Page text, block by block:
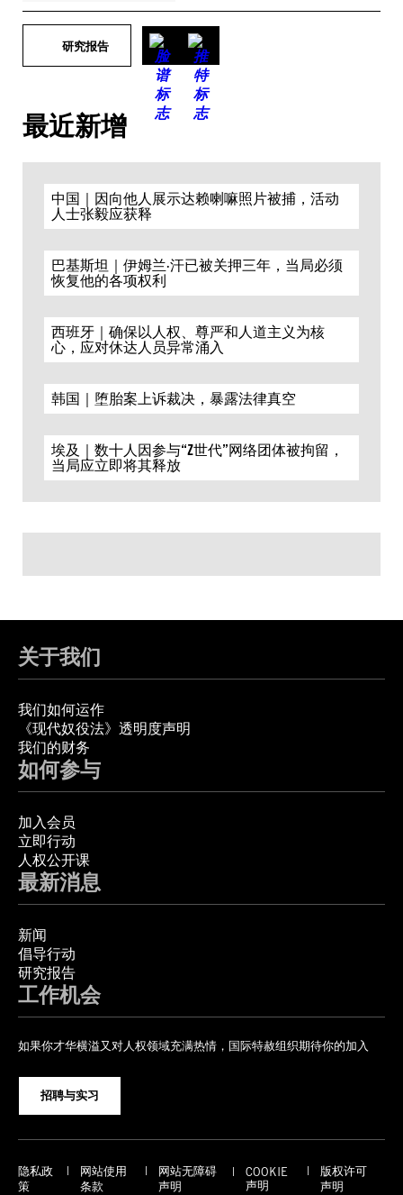
研究报告
最近新增
中国｜因向他人展示达赖喇嘛照片被捕，活动
人士张毅应获释
巴基斯坦｜伊姆兰·汗已被关押三年，当局必须
恢复他的各项权利
西班牙｜确保以人权、尊严和人道主义为核
心，应对休达人员异常涌入
韩国｜堕胎案上诉裁决，暴露法律真空
埃及｜数十人因参与“Z世代”网络团体被拘留，
当局应立即将其释放
关于我们
我们如何运作
《现代奴役法》透明度声明
我们的财务
如何参与
加入会员
立即行动
人权公开课
最新消息
新闻
倡导行动
研究报告
工作机会
如果你才华横溢又对人权领域充满热情，国际特赦组织期待你的加入
招聘与实习
隐私政
策
网站使用
条款
网站无障碍
声明
COOKIE
声明
版权许可
声明